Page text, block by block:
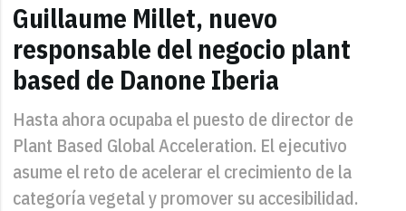
Guillaume Millet, nuevo
responsable del negocio plant
based de Danone Iberia
Hasta ahora ocupaba el puesto de director de
Plant Based Global Acceleration. El ejecutivo
asume el reto de acelerar el crecimiento de la
categoría vegetal y promover su accesibilidad.